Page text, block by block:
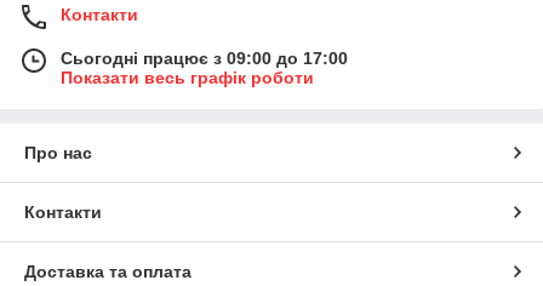
Контакти
Сьогодні працює з 09:00 до 17:00
Показати весь графік роботи
Про нас
Контакти
Доставка та оплата